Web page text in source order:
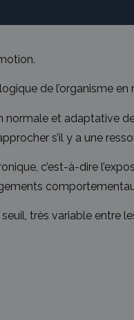
de l’organisme
et adaptative
s’il y a une
c’est-à-dire
très variable entre